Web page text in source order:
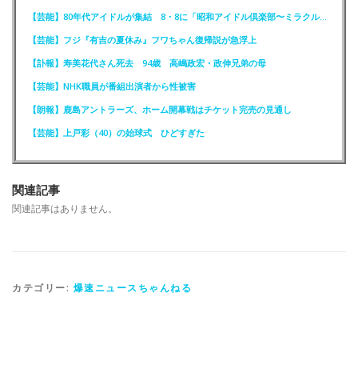
【芸能】80年代アイドルが集結 8・8に「昭和アイドル倶楽部〜ミラクル同窓会〜」を開催
【芸能】フジ『有吉の夏休み』フワちゃん復帰説が急浮上
【訃報】寿美花代さん死去 94歳 高嶋政宏・政伸兄弟の母
【芸能】NHK職員が番組出演者から性被害
【朗報】鹿島アントラーズ、ホーム開幕戦はチケット完売の見通し
【芸能】上戸彩（40）の始球式 ひどすぎた
関連記事
関連記事はありません。
カテゴリー: 爆速ニュースちゃんねる